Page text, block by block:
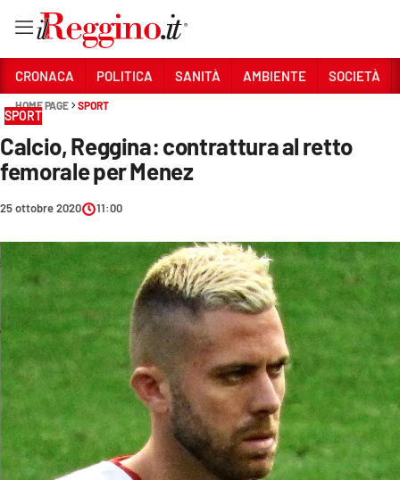
Sezioni
CRONACA
AMBIENTE
SOCIETÀ
CULTURA
ECONOMIA E LAVORO
EVENTI
SPORT
CRONACA POLITICA SANITÀ AMBIENTE SOCIETÀ
HOME PAGE SPORT
SPORT
Calcio, Reggina: contrattura al retto
femorale per Menez
25 ottobre 2020 11:00